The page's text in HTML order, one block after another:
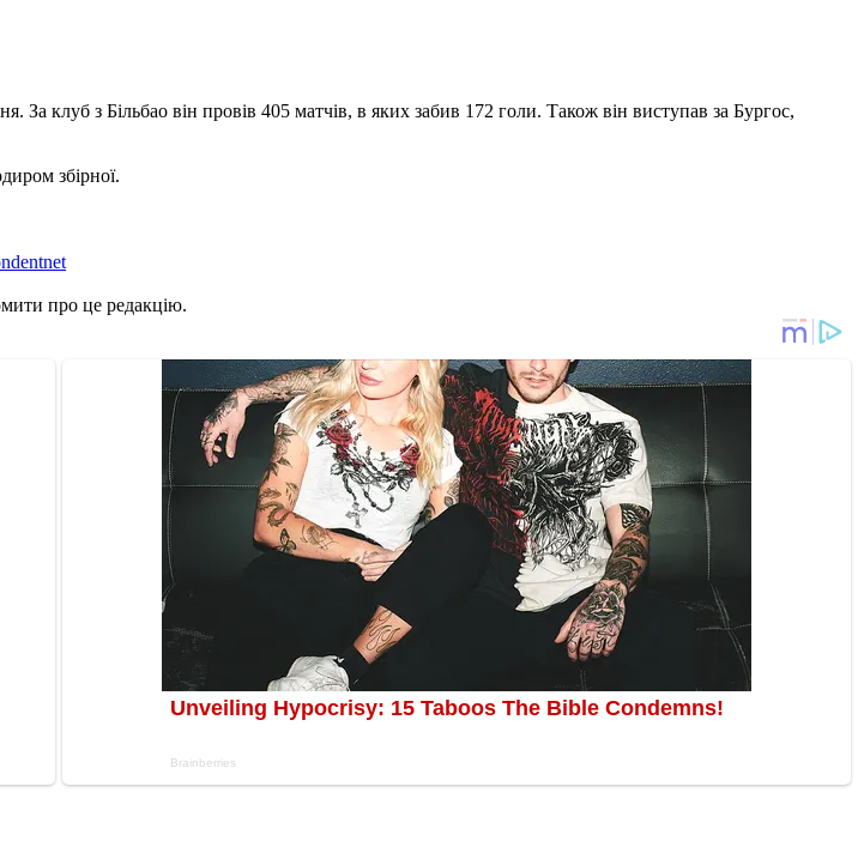
клуб з Більбао він провів 405 матчів, в яких забив 172 голи. Також він виступав за Бургос,
збірної.
про це редакцію.